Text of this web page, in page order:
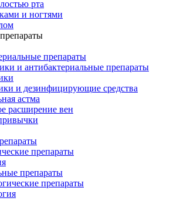
рта
и ногтями
препараты
и антибактериальные препараты
и дезинфицирующие средства
астма
расширение вен
препараты
препараты
препараты